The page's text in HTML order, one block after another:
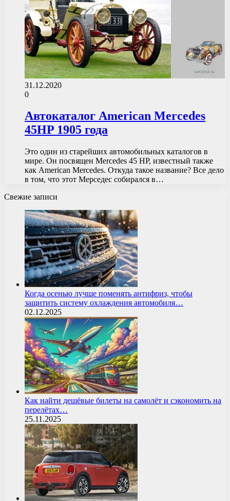
31.12.2020
0
Автокаталог American Mercedes
45HP 1905 года
Это один из старейших автомобильных каталогов в
мире. Он посвящен Mercedes 45 HP, известный также
как American Mercedes. Откуда такое название? Все дело
в том, что этот Мерседес собирался в…
Свежие записи
Когда осенью лучше поменять антифриз, чтобы
защитить систему охлаждения автомобиля…
02.12.2025
Как найти дешёвые билеты на самолёт и сэкономить на
перелётах…
25.11.2025